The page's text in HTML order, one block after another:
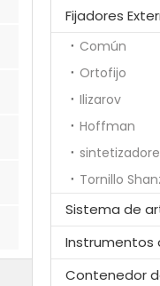
Fijadores
Común
Ortofijo
Ilizarov
Hoffman
Tornillo
Sistema de
Instrumentos
Contenedor